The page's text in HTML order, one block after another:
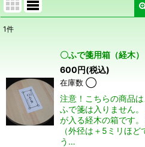
絞り込
1件
〇ふで箋用箱（経木）
600円(税込)
在庫数 ◯
注意！こちらの商品
ふで箋は入りません
が入る経木の箱です
（外径は＋5ミリほ
う…